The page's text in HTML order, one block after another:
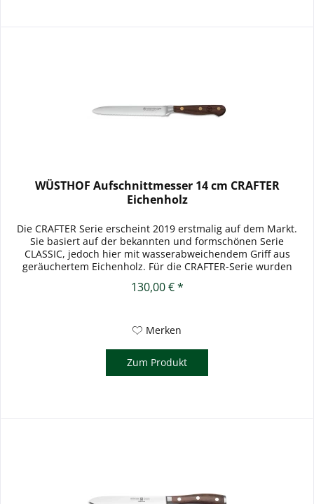
WÜSTHOF Aufschnittmesser 14 cm CRAFTER
Eichenholz
Die CRAFTER Serie erscheint 2019 erstmalig auf dem Markt.
Sie basiert auf der bekannten und formschönen Serie
CLASSIC, jedoch hier mit wasserabweichendem Griff aus
geräuchertem Eichenholz. Für die CRAFTER-Serie wurden
130,00 € *
Merken
Zum Produkt